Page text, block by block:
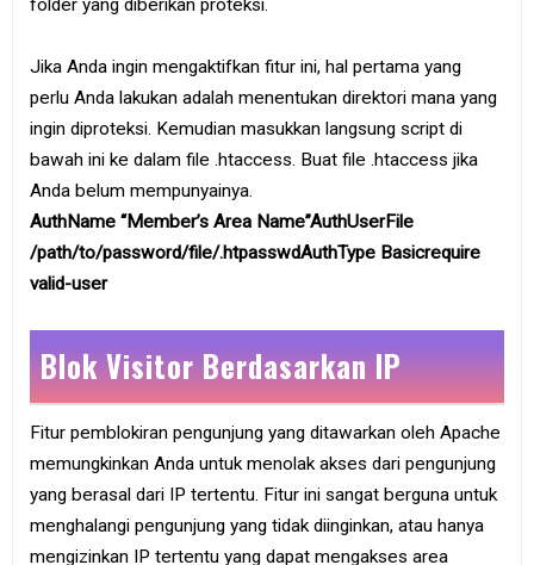
folder yang diberikan proteksi.
Jika Anda ingin mengaktifkan fitur ini, hal pertama yang
perlu Anda lakukan adalah menentukan direktori mana yang
ingin diproteksi. Kemudian masukkan langsung script di
bawah ini ke dalam file .htaccess. Buat file .htaccess jika
Anda belum mempunyainya.
AuthName “Member’s Area Name”AuthUserFile
/path/to/password/file/.htpasswdAuthType Basicrequire
valid-user
Blok Visitor Berdasarkan IP
Fitur pemblokiran pengunjung yang ditawarkan oleh Apache
memungkinkan Anda untuk menolak akses dari pengunjung
yang berasal dari IP tertentu. Fitur ini sangat berguna untuk
menghalangi pengunjung yang tidak diinginkan, atau hanya
mengizinkan IP tertentu yang dapat mengakses area